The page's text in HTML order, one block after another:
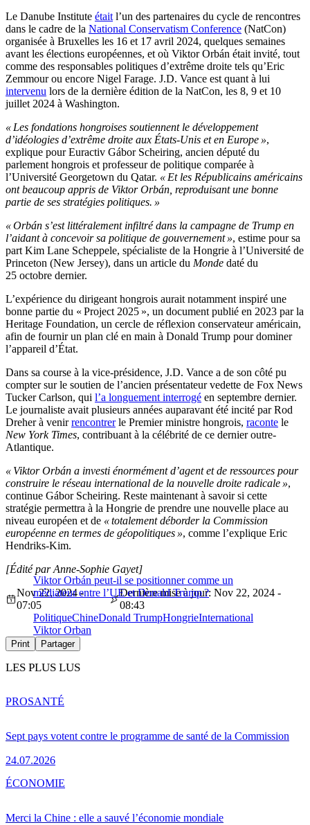
Le Danube Institute était l’un des partenaires du cycle de rencontres
dans le cadre de la National Conservatism Conference (NatCon)
organisée à Bruxelles les 16 et 17 avril 2024, quelques semaines
avant les élections européennes, et où Viktor Orbán était invité, tout
comme des responsables politiques d’extrême droite tels qu’Eric
Zemmour ou encore Nigel Farage. J.D. Vance est quant à lui
intervenu lors de la dernière édition de la NatCon, les 8, 9 et 10
juillet 2024 à Washington.
« Les fondations hongroises soutiennent le développement
d’idéologies d’extrême droite aux États-Unis et en Europe »,
explique pour Euractiv Gábor Scheiring, ancien député du
parlement hongrois et professeur de politique comparée à
l’Université Georgetown du Qatar. « Et les Républicains américains
ont beaucoup appris de Viktor Orbán, reproduisant une bonne
partie de ses stratégies politiques. »
« Orbán s’est littéralement infiltré dans la campagne de Trump en
l’aidant à concevoir sa politique de gouvernement », estime pour sa
part Kim Lane Scheppele, spécialiste de la Hongrie à l’Université de
Princeton (New Jersey), dans un article du Monde daté du
25 octobre dernier.
L’expérience du dirigeant hongrois aurait notamment inspiré une
bonne partie du « Project 2025 », un document publié en 2023 par la
Heritage Foundation, un cercle de réflexion conservateur américain,
afin de fournir un plan clé en main à Donald Trump pour dominer
l’appareil d’État.
Dans sa course à la vice-présidence, J.D. Vance a de son côté pu
compter sur le soutien de l’ancien présentateur vedette de Fox News
Tucker Carlson, qui l’a longuement interrogé en septembre dernier.
Le journaliste avait plusieurs années auparavant été incité par Rod
Dreher à venirrencontrerle Premier ministre hongrois, raconte le
New York Times, contribuant à la célébrité de ce dernier outre-
Atlantique.
« Viktor Orbán a investi énormément d’agent et de ressources pour
construire le réseau international de la nouvelle droite radicale »,
continue Gábor Scheiring. Reste maintenant à savoir si cette
stratégie permettra à la Hongrie de prendre une nouvelle place au
niveau européen et de « totalement déborder la Commission
européenne en termes de géopolitiques », comme l’explique Eric
Hendriks-Kim.
Viktor Orbán peut-il se positionner comme un
médiateur entre l’UE et Donald Trump ?
[Édité par Anne-Sophie Gayet]
Nov 22, 2024 -
07:05
Dernière mise à jour: Nov 22, 2024 -
08:43
PolitiqueChineDonald TrumpHongrieInternational
Viktor Orban
Print Partager
LES PLUS LUS
Sept pays votent contre le programme de santé de la Commission
24.07.2026
PROSANTÉ
Merci la Chine : elle a sauvé l’économie mondiale
ÉCONOMIE